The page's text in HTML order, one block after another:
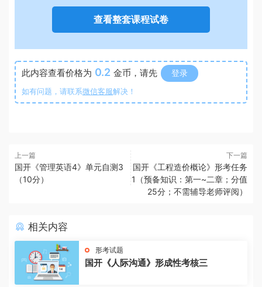
查看整套课程试卷
此内容查看价格为 0.2 金币，请先 登录
如有问题，请联系微信客服解决！
上一篇
国开《管理英语4》单元自测3
（10分）
下一篇
国开《工程造价概论》形考任务
1（预备知识：第一~二章；分值
25分；不需辅导老师评阅）
相关内容
形考试题
国开《人际沟通》形成性考核三